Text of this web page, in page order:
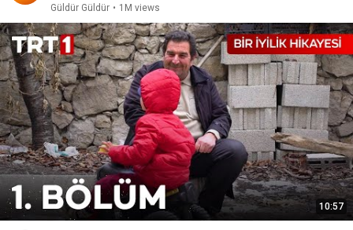
Güldür Güldür • 1M views
10:57